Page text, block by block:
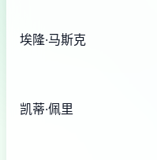
埃隆·马斯克
凯蒂·佩里